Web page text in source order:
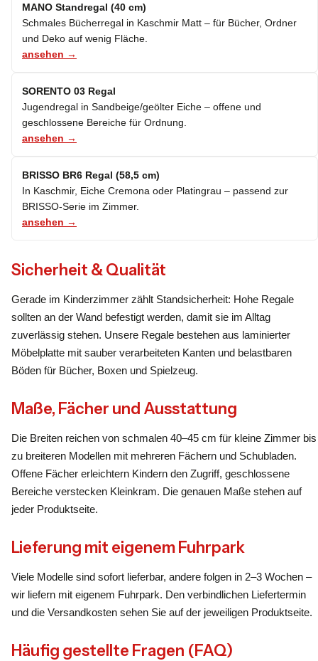
MANO Standregal (40 cm)
Schmales Bücherregal in Kaschmir Matt – für Bücher, Ordner
und Deko auf wenig Fläche.
ansehen →
SORENTO 03 Regal
Jugendregal in Sandbeige/geölter Eiche – offene und
geschlossene Bereiche für Ordnung.
ansehen →
BRISSO BR6 Regal (58,5 cm)
In Kaschmir, Eiche Cremona oder Platingrau – passend zur
BRISSO-Serie im Zimmer.
ansehen →
Sicherheit & Qualität
Gerade im Kinderzimmer zählt Standsicherheit: Hohe Regale
sollten an der Wand befestigt werden, damit sie im Alltag
zuverlässig stehen. Unsere Regale bestehen aus laminierter
Möbelplatte mit sauber verarbeiteten Kanten und belastbaren
Böden für Bücher, Boxen und Spielzeug.
Maße, Fächer und Ausstattung
Die Breiten reichen von schmalen 40–45 cm für kleine Zimmer bis
zu breiteren Modellen mit mehreren Fächern und Schubladen.
Offene Fächer erleichtern Kindern den Zugriff, geschlossene
Bereiche verstecken Kleinkram. Die genauen Maße stehen auf
jeder Produktseite.
Lieferung mit eigenem Fuhrpark
Viele Modelle sind sofort lieferbar, andere folgen in 2–3 Wochen –
wir liefern mit eigenem Fuhrpark. Den verbindlichen Liefertermin
und die Versandkosten sehen Sie auf der jeweiligen Produktseite.
Häufig gestellte Fragen (FAQ)